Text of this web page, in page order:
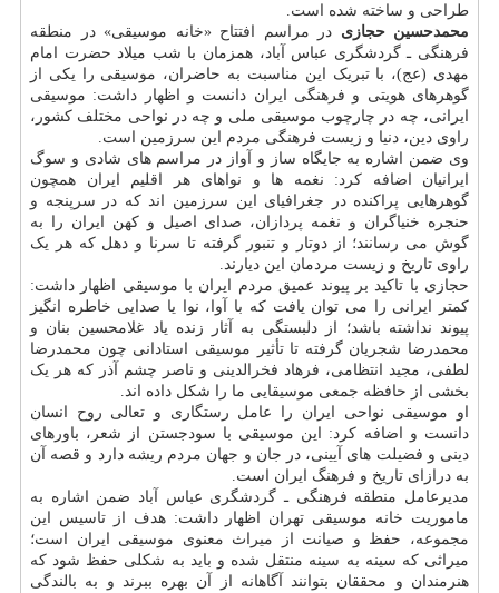
طراحی و ساخته شده است.
محمدحسین حجازی در مراسم افتتاح «خانه موسیقی» در منطقه
فرهنگی ـ گردشگری عباس آباد، همزمان با شب میلاد حضرت امام
مهدی (عج)، با تبریک این مناسبت به حاضران، موسیقی را یکی از
گوهرهای هویتی و فرهنگی ایران دانست و اظهار داشت: موسیقی
ایرانی، چه در چارچوب موسیقی ملی و چه در نواحی مختلف کشور،
راوی دین، دنیا و زیست فرهنگی مردم این سرزمین است.
وی ضمن اشاره به جایگاه ساز و آواز در مراسم های شادی و سوگ
ایرانیان اضافه کرد: نغمه ها و نواهای هر اقلیم ایران همچون
گوهرهایی پراکنده در جغرافیای این سرزمین اند که در سرپنجه و
حنجره خنیاگران و نغمه پردازان، صدای اصیل و کهن ایران را به
گوش می رسانند؛ از دوتار و تنبور گرفته تا سرنا و دهل که هر یک
راوی تاریخ و زیست مردمان این دیارند.
حجازی با تاکید بر پیوند عمیق مردم ایران با موسیقی اظهار داشت:
کمتر ایرانی را می توان یافت که با آوا، نوا یا صدایی خاطره انگیز
پیوند نداشته باشد؛ از دلبستگی به آثار زنده یاد غلامحسین بنان و
محمدرضا شجریان گرفته تا تأثیر موسیقی استادانی چون محمدرضا
لطفی، مجید انتظامی، فرهاد فخرالدینی و ناصر چشم آذر که هر یک
بخشی از حافظه جمعی موسیقایی ما را شکل داده اند.
او موسیقی نواحی ایران را عامل رستگاری و تعالی روح انسان
دانست و اضافه کرد: این موسیقی با سودجستن از شعر، باورهای
دینی و فضیلت های آیینی، در جان و جهان مردم ریشه دارد و قصه آن
به درازای تاریخ و فرهنگ ایران است.
مدیرعامل منطقه فرهنگی ـ گردشگری عباس آباد ضمن اشاره به
ماموریت خانه موسیقی تهران اظهار داشت: هدف از تاسیس این
مجموعه، حفظ و صیانت از میراث معنوی موسیقی ایران است؛
میراثی که سینه به سینه منتقل شده و باید به شکلی حفظ شود که
هنرمندان و محققان بتوانند آگاهانه از آن بهره ببرند و به بالندگی